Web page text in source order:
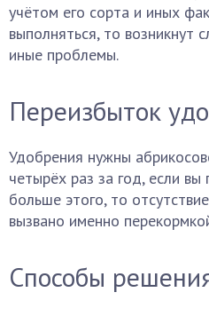
учётом его сорта и иных
выполняться, то возникнут
иные проблемы.
Переизбыток
Удобрения нужны
четырёх раз за год, если
больше этого, то
вызвано именно
Способы